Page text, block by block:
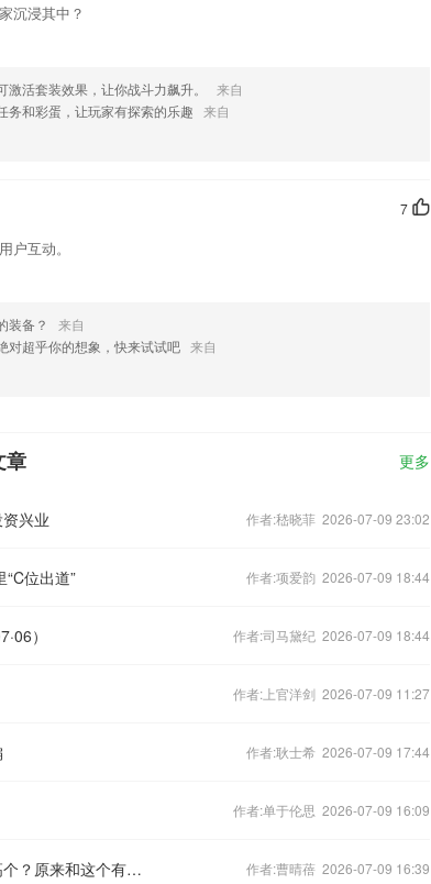
沉浸其中？
激活套装效果，让你战斗力飙升。
来自
务和彩蛋，让玩家有探索的乐趣 来自
7
户互动。
装备？
来自
对超乎你的想象，快来试试吧 来自
章 更多
兴业 作者:嵇晓菲 2026-07-09 23:02
位出道” 作者:项爱韵 2026-07-09 18:44
） 作者:司马黛纪 2026-07-09 18:44
作者:上官洋剑 2026-07-09 11:27
作者:耿士希 2026-07-09 17:44
作者:单于伦思 2026-07-09 16:09
在我军，特种部队为何宁要矮的也不要高个？原来和这个有关！ 作者:曹晴蓓 2026-07-09 16:39